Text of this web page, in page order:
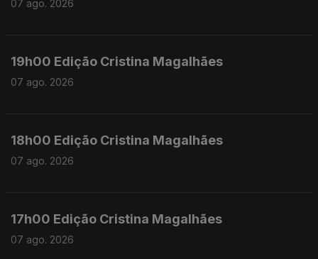
07 ago. 2026
19h00 Edição Cristina Magalhães
07 ago. 2026
18h00 Edição Cristina Magalhães
07 ago. 2026
17h00 Edição Cristina Magalhães
07 ago. 2026